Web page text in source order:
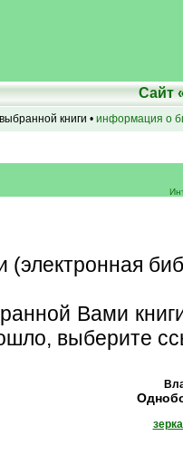
Сайт
книги • информация о
(электронная
Вами
выберите